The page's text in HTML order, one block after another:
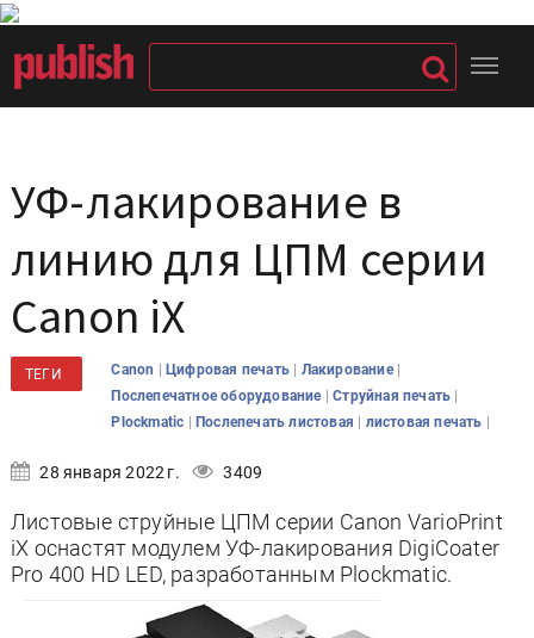
УФ-лакирование в
линию для ЦПМ серии
Canon iX
ТЕГИ Canon | Цифровая печать | Лакирование |
Послепечатное оборудование |Струйная печать |
Plockmatic | Послепечать листовая | листовая печать |
28 января 2022 г. 3409
Листовые струйные ЦПМ серии Canon VarioPrint
iX оснастят модулем УФ-лакирования DigiCoater
Pro 400 HD LED, разработанным Plockmatic.